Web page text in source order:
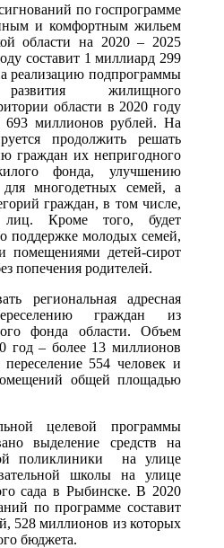
по госпрограмме
и комфортным жильем
области на 2020 – 2025
составит 1 миллиард 299
реализацию подпрограммы
развития жилищного
области в 2020 году
693 миллионов рублей. На
продолжить решать
граждан их непригодного
фонда, улучшению
многодетных семей, а
граждан, в том числе,
лиц. Кроме того, будет
поддержке молодых семей,
помещениями детей-сирот
попечения родителей.
региональная адресная
граждан из
фонда области. Объем
год – более 13 миллионов
554 человек и
общей площадью
целевой программы
выделение средств на
поликлиники на улице
школы на улице
сада в Рыбинске. В 2020
по программе составит
528 миллионов из которых
бюджета.